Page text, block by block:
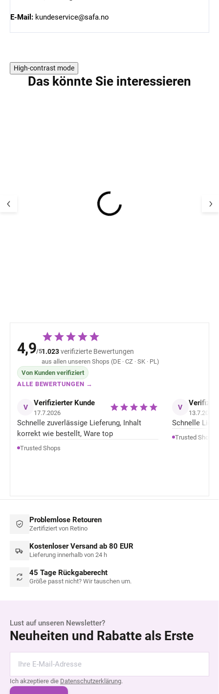
E-Mail: kundeservice@safa.no
High-contrast mode
Das könnte Sie interessieren
4,9/51.023verifizierte Bewertungen
aus allen unseren Shops (DE · CZ · SK · PL)
Von Kunden verifiziert
ALLE BEWERTUNGEN →
V Verifizierter Kunde
17.7.2026
Schnelle zuverlässige Lieferung, Inhalt
korrekt wie bestellt, Ware top
Trusted Shops
V
13.7.2026
Schnelle
Trusted Shops
Problemlose Retouren
Zertifiziert von Retino
Kostenloser Versand ab 80 EUR
Lieferung innerhalb von 24 h
45 Tage Rückgaberecht
Größe passt nicht? Wir tauschen um.
Lust auf unseren Newsletter?
Neuheiten und Rabatte als Erste
Ich akzeptiere die Datenschutzerklärung.